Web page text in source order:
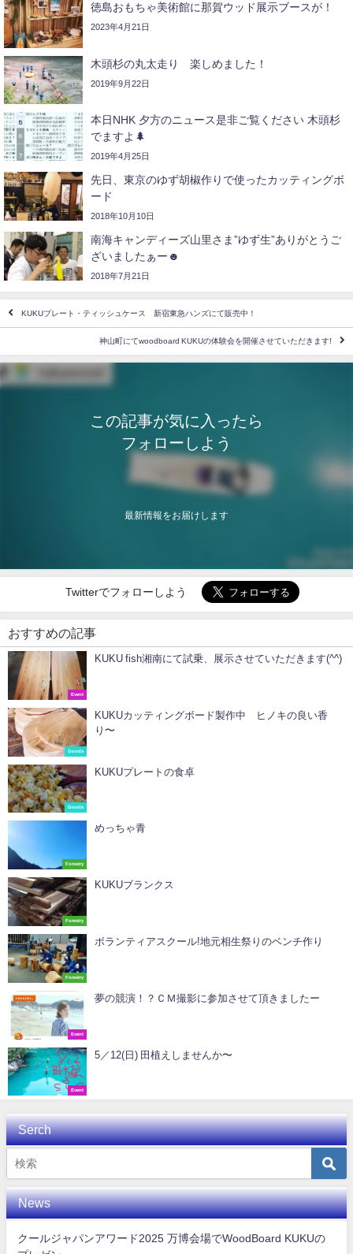
徳島おもちゃ美術館に那賀ウッド展示ブースが！
2023年4月21日
木頭杉の丸太走り 楽しめました！
2019年9月22日
本日NHK 夕方のニュース是非ご覧ください️ 木頭杉
でますよ🌲
2019年4月25日
先日、東京のゆず胡椒作りで使ったカッティングボ
ード
2018年10月10日
南海キャンディーズ山里さま”ゆず生”ありがとうご
ざいましたぁー☻ㅤ
2018年7月21日
KUKUプレート・ティッシュケース 新宿東急ハンズにて販売中！
神山町にてwoodboard KUKUの体験会を開催させていただきます!
この記事が気に入ったら
フォローしよう
最新情報をお届けします
Twitterでフォローしよう
おすすめの記事
Event
KUKU fish湘南にて試乗、展示させていただきます(^^)
Goods
KUKUカッティングボード製作中 ヒノキの良い香
り〜
Goods
KUKUプレートの食卓
Forestry
めっちゃ青
Forestry
KUKUブランクス
Forestry
ボランティアスクール!地元相生祭りのベンチ作り
Event
夢の競演！？ＣＭ撮影に参加させて頂きましたー
Event
5／12(日) 田植えしませんか〜
Serch
News
クールジャパンアワード2025 万博会場でWoodBoard KUKUの